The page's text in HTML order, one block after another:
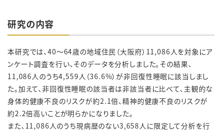
研究の内容
本研究では、40～64歳の地域住民（大阪府）11,086人を対象にア
ンケート調査を行い、そのデータを分析しました。その結果、
11,086人のうち4,559人（36.6%）が非回復性睡眠に該当しまし
た。加えて、非回復性睡眠の該当者は非該当者に比べて、主観的な
身体的健康不良のリスクが約2.1倍、精神的健康不良のリスクが
約2.2倍高いことが明らかになりました。
また、11,086人のうち現病歴のない3,658人に限定して分析を行